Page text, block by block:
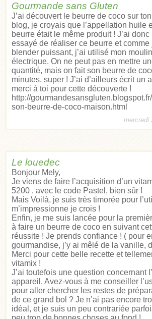
Gourmande sans Gluten
J’ai découvert le beurre de coco sur ton
blog, je croyais que l’appellation huile
beurre était le même produit ! J’ai donc
essayé de réaliser ce beurre et comme
blender puissant, j’ai utilisé mon
électrique. On ne peut pas en mettre
quantité, mais on fait son beurre de
minutes, super ! J’ai d’ailleurs écrit un
merci à toi pour cette découverte !
http://
son-beurre-de-coco-maison.html
mercredi
Le louedec
Bonjour Mely,
Je viens de faire l’acquisition d’un
5200 , avec le code Pastel, bien sûr !
Mais Voilà, je suis très timorée pour
m’impressionne je crois !
Enfin, je me suis lancée pour la
à faire un beurre de coco en suivant
réussite ! Je prends confiance ! ( pour
gourmandise, j’y ai mêlé de la vanille,
Merci pour cette belle recette et
vitamix !
J’ai toutefois une question concernant
appareil. Avez-vous à me conseiller
pour aller chercher les restes de
de ce grand bol ? Je n’ai pas encore
idéal, et je suis un peu contrariée